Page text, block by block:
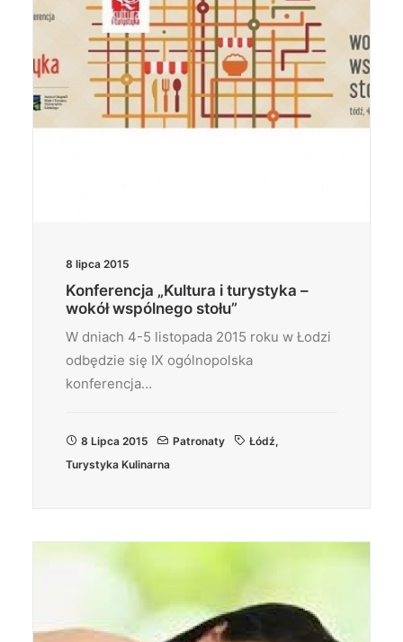
8 lipca 2015
Konferencja „Kultura i turystyka –
wokół wspólnego stołu”
W dniach 4-5 listopada 2015 roku w Łodzi
odbędzie się IX ogólnopolska
konferencja…
8 Lipca 2015 Patronaty Łódź,
Turystyka Kulinarna